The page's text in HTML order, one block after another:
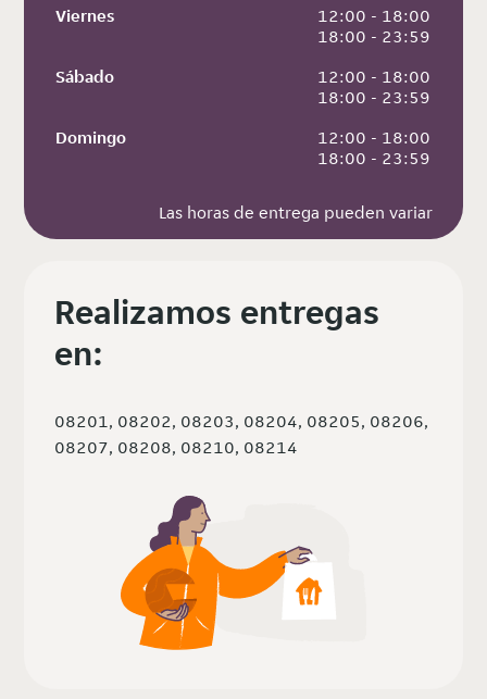
Viernes
12:00 - 18:00
18:00 - 23:59
Sábado
12:00 - 18:00
18:00 - 23:59
Domingo
12:00 - 18:00
18:00 - 23:59
Las horas de entrega pueden variar
Realizamos entregas
en:
08201, 08202, 08203, 08204, 08205, 08206,
08207, 08208, 08210, 08214